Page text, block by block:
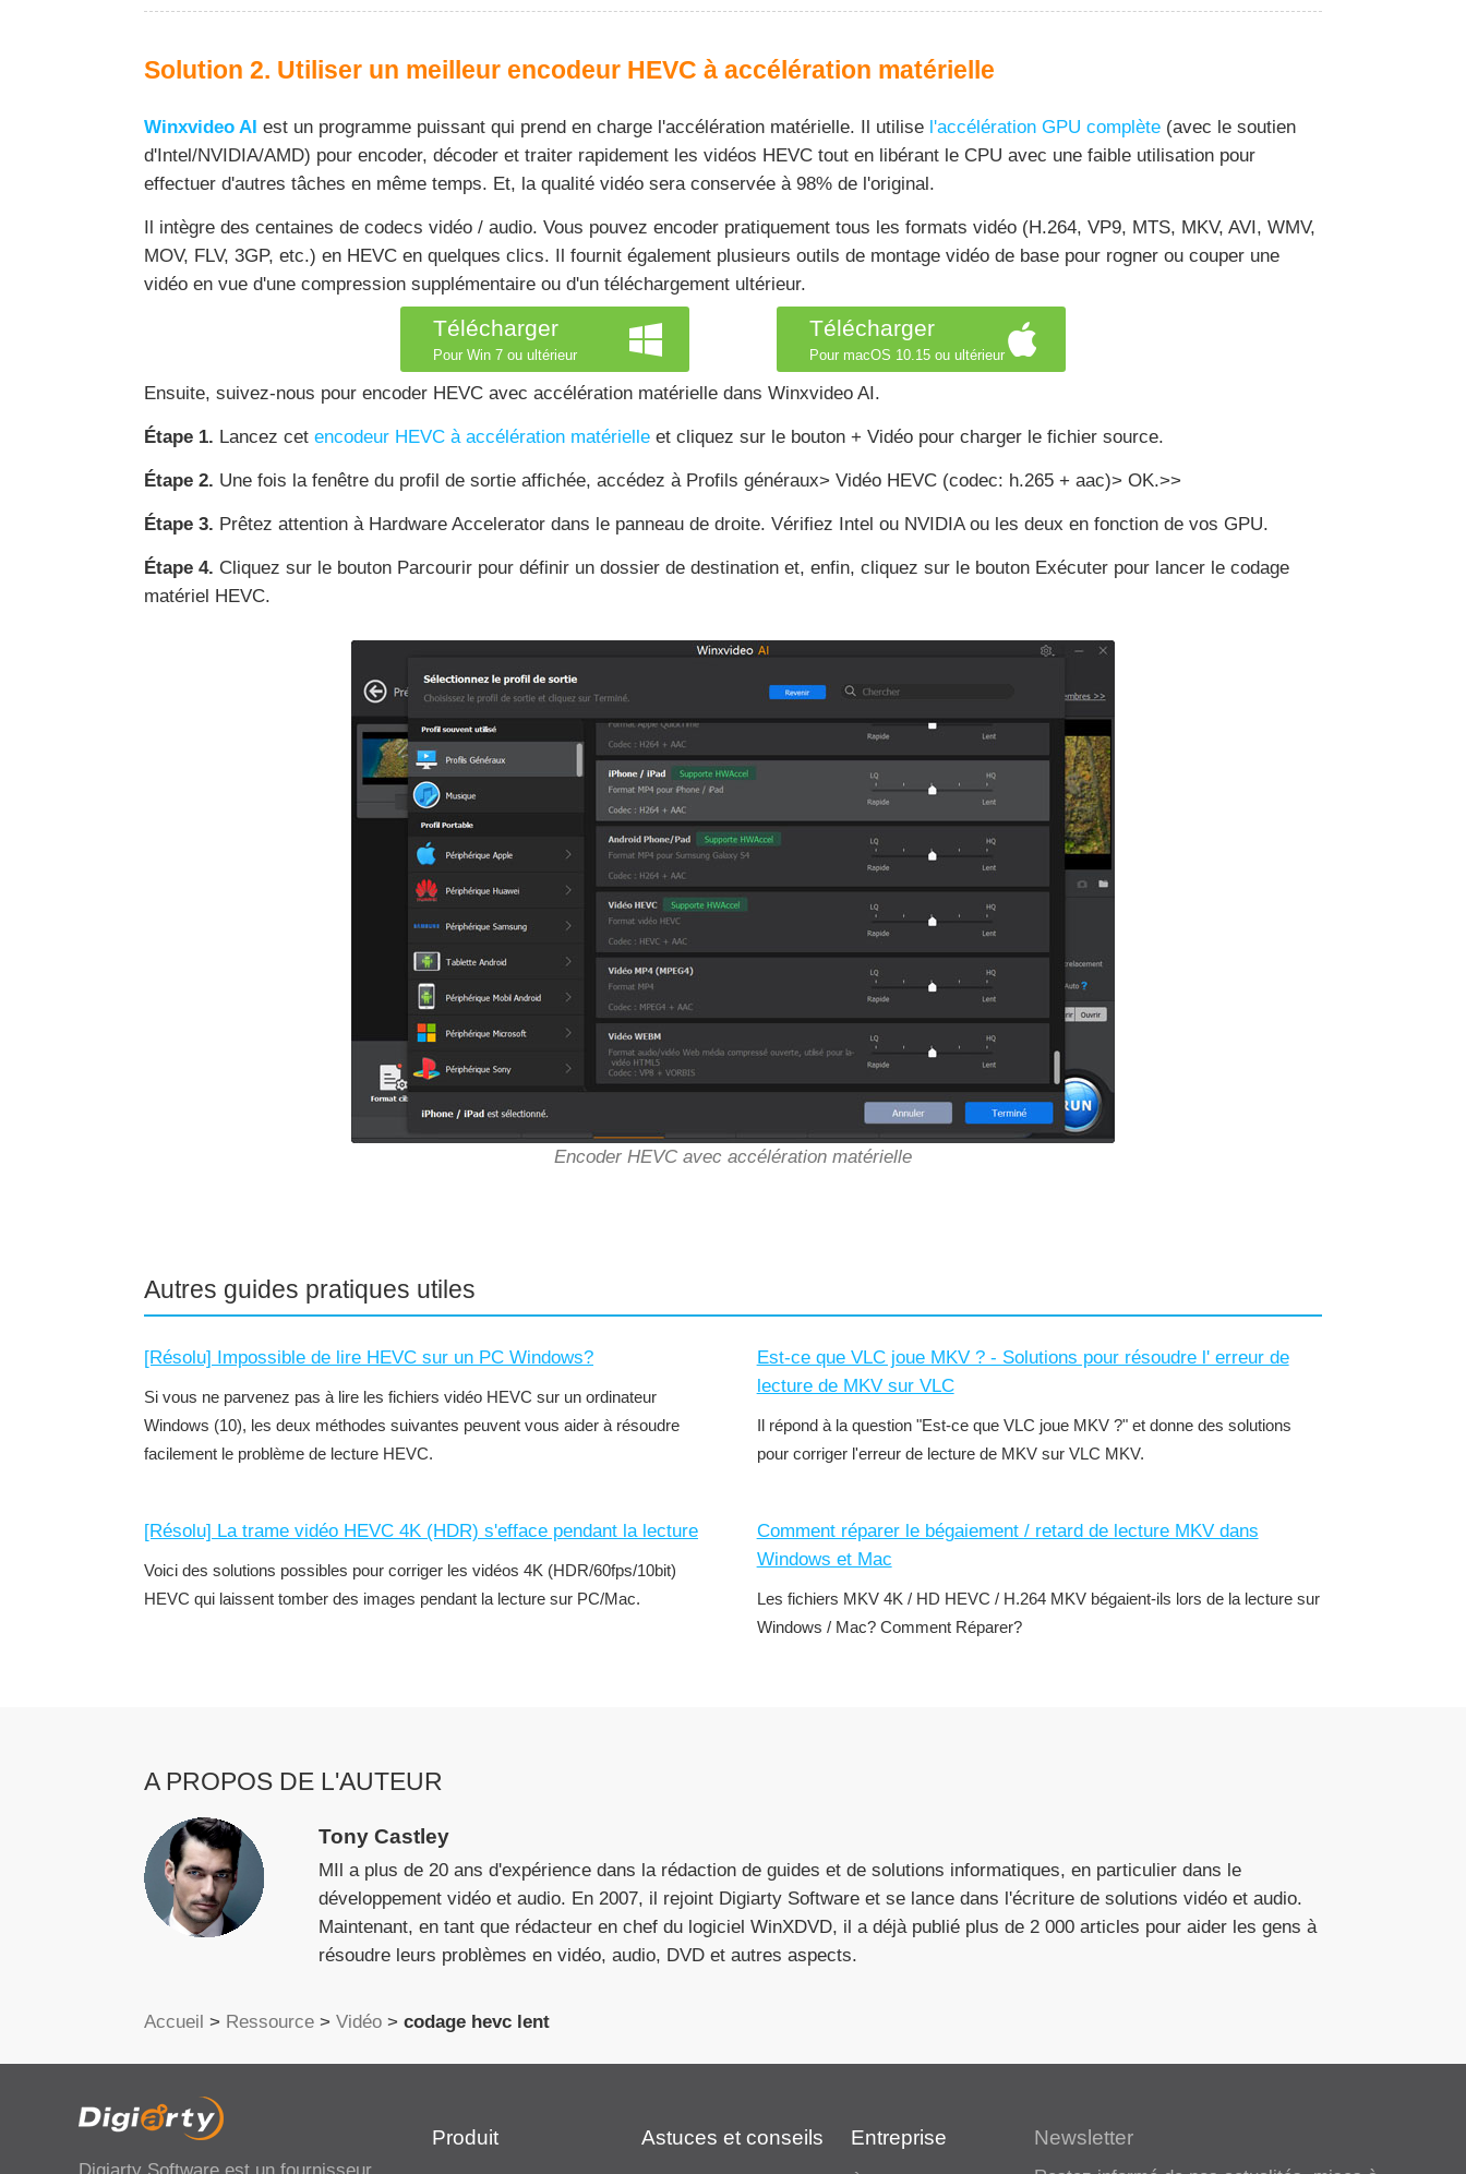
Solution 2. Utiliser un meilleur encodeur HEVC à accélération matérielle
Winxvideo AI est un programme puissant qui prend en charge l'accélération matérielle. Il utilise l'accélération GPU complète (avec le soutien
d'Intel/NVIDIA/AMD) pour encoder, décoder et traiter rapidement les vidéos HEVC tout en libérant le CPU avec une faible utilisation pour
effectuer d'autres tâches en même temps. Et, la qualité vidéo sera conservée à 98% de l'original.
Il intègre des centaines de codecs vidéo / audio. Vous pouvez encoder pratiquement tous les formats vidéo (H.264, VP9, MTS, MKV, AVI, WMV,
MOV, FLV, 3GP, etc.) en HEVC en quelques clics. Il fournit également plusieurs outils de montage vidéo de base pour rogner ou couper une
vidéo en vue d'une compression supplémentaire ou d'un téléchargement ultérieur.
Télécharger
Pour Win 7 ou ultérieur
Télécharger
Pour macOS 10.15 ou ultérieur
Ensuite, suivez-nous pour encoder HEVC avec accélération matérielle dans Winxvideo AI.
Étape 1. Lancez cet encodeur HEVC à accélération matérielle et cliquez sur le bouton + Vidéo pour charger le fichier source.
Étape 2. Une fois la fenêtre du profil de sortie affichée, accédez à Profils généraux> Vidéo HEVC (codec: h.265 + aac)> OK.>>
Étape 3. Prêtez attention à Hardware Accelerator dans le panneau de droite. Vérifiez Intel ou NVIDIA ou les deux en fonction de vos GPU.
Étape 4. Cliquez sur le bouton Parcourir pour définir un dossier de destination et, enfin, cliquez sur le bouton Exécuter pour lancer le codage
matériel HEVC.
Encoder HEVC avec accélération matérielle
Autres guides pratiques utiles
[Résolu] Impossible de lire HEVC sur un PC Windows?
Si vous ne parvenez pas à lire les fichiers vidéo HEVC sur un ordinateur
Windows (10), les deux méthodes suivantes peuvent vous aider à résoudre
facilement le problème de lecture HEVC.
Est-ce que VLC joue MKV ? - Solutions pour résoudre l' erreur de
lecture de MKV sur VLC
Il répond à la question "Est-ce que VLC joue MKV ?" et donne des solutions
pour corriger l'erreur de lecture de MKV sur VLC MKV.
[Résolu] La trame vidéo HEVC 4K (HDR) s'efface pendant la lecture
Voici des solutions possibles pour corriger les vidéos 4K (HDR/60fps/10bit)
HEVC qui laissent tomber des images pendant la lecture sur PC/Mac.
Comment réparer le bégaiement / retard de lecture MKV dans
Windows et Mac
Les fichiers MKV 4K / HD HEVC / H.264 MKV bégaient-ils lors de la lecture sur
Windows / Mac? Comment Réparer?
A PROPOS DE L'AUTEUR
Tony Castley
MIl a plus de 20 ans d'expérience dans la rédaction de guides et de solutions informatiques, en particulier dans le
développement vidéo et audio. En 2007, il rejoint Digiarty Software et se lance dans l'écriture de solutions vidéo et audio.
Maintenant, en tant que rédacteur en chef du logiciel WinXDVD, il a déjà publié plus de 2 000 articles pour aider les gens à
résoudre leurs problèmes en vidéo, audio, DVD et autres aspects.
Accueil > Ressource > Vidéo > codage hevc lent
Produit Astuces et conseils Entreprise Newsletter